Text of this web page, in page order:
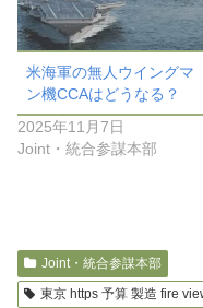
米海軍の無人ウイングマ
ン機CCAはどうなる？
2025年11月7日
Joint・統合参謀本部
Joint・統合参謀本部
東京 https 予算 製造 fire